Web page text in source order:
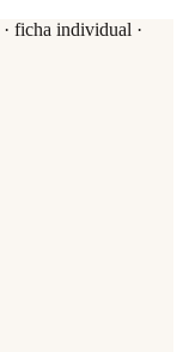
· ficha individual ·